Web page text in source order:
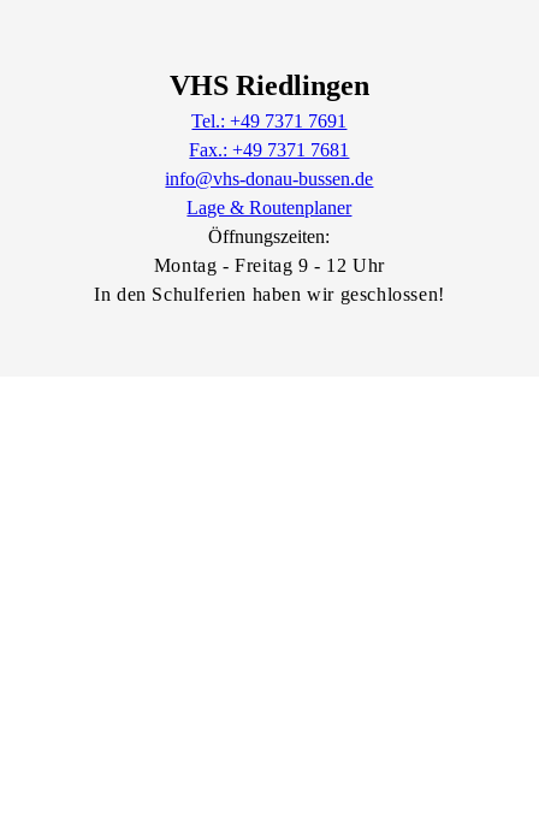
VHS Riedlingen
Tel.: +49 7371 7691
Fax.: +49 7371 7681
info@vhs-donau-bussen.de
Lage & Routenplaner
Öffnungszeiten:
Montag - Freitag 9 - 12 Uhr
In den Schulferien haben wir geschlossen!